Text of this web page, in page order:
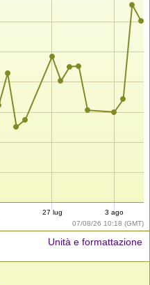
07/08/26 10:18 (GMT)
27 lug 3 ago
Unità e formattazione